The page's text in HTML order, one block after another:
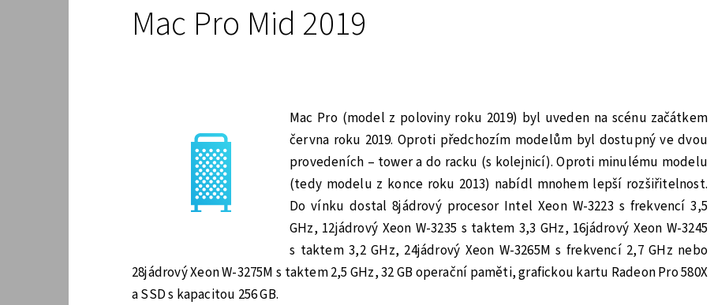
Mac Pro Mid 2019
Mac Pro (model z poloviny roku 2019) byl uveden na scénu začátkem
června roku 2019. Oproti předchozím modelům byl dostupný ve dvou
provedeních – tower a do racku (s kolejnicí). Oproti minulému modelu
(tedy modelu z konce roku 2013) nabídl mnohem lepší rozšiřitelnost.
Do vínku dostal 8jádrový procesor Intel Xeon W-3223 s frekvencí 3,5
GHz, 12jádrový Xeon W-3235 s taktem 3,3 GHz, 16jádrový Xeon W-3245
s taktem 3,2 GHz, 24jádrový Xeon W-3265M s frekvencí 2,7 GHz nebo
28jádrový Xeon W-3275M s taktem 2,5 GHz, 32 GB operační paměti, grafickou kartu Radeon Pro 580X
a SSD s kapacitou 256 GB.